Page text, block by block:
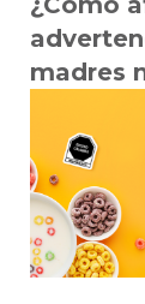
madres